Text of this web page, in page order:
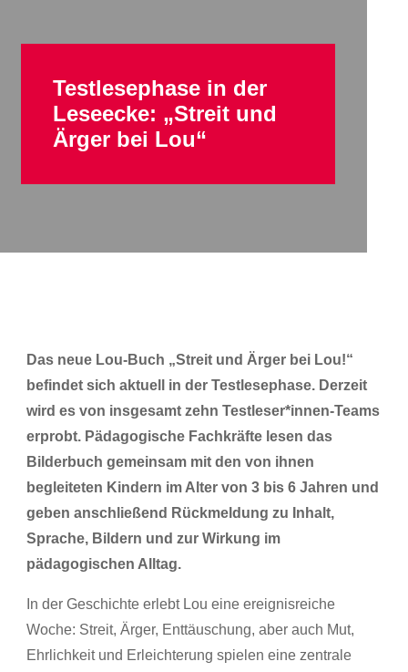
Testlesephase in der
Leseecke: „Streit und
Ärger bei Lou“
Das neue Lou-Buch „Streit und Ärger bei Lou!“
befindet sich aktuell in der Testlesephase. Derzeit
wird es von insgesamt zehn Testleser*innen-Teams
erprobt. Pädagogische Fachkräfte lesen das
Bilderbuch gemeinsam mit den von ihnen
begleiteten Kindern im Alter von 3 bis 6 Jahren und
geben anschließend Rückmeldung zu Inhalt,
Sprache, Bildern und zur Wirkung im
pädagogischen Alltag.
In der Geschichte erlebt Lou eine ereignisreiche
Woche: Streit, Ärger, Enttäuschung, aber auch Mut,
Ehrlichkeit und Erleichterung spielen eine zentrale